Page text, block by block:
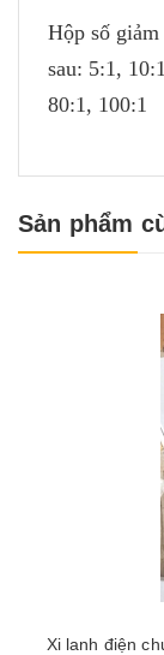
Hộp số
sau: 5:1,
80:1, 100:1
Sản phẩm
Xi lanh điện